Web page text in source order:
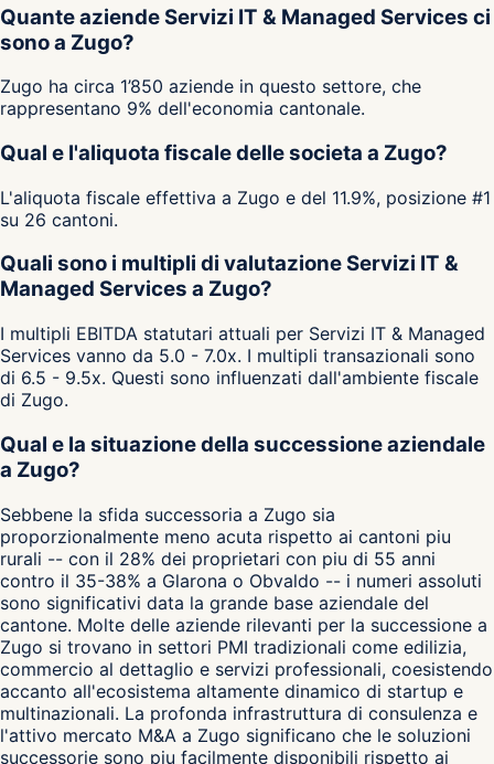
Quante aziende Servizi IT & Managed Services ci
sono a Zugo?
Zugo ha circa 1’850 aziende in questo settore, che
rappresentano 9% dell'economia cantonale.
Qual e l'aliquota fiscale delle societa a Zugo?
L'aliquota fiscale effettiva a Zugo e del 11.9%, posizione #1
su 26 cantoni.
Quali sono i multipli di valutazione Servizi IT &
Managed Services a Zugo?
I multipli EBITDA statutari attuali per Servizi IT & Managed
Services vanno da 5.0 - 7.0x. I multipli transazionali sono
di 6.5 - 9.5x. Questi sono influenzati dall'ambiente fiscale
di Zugo.
Qual e la situazione della successione aziendale
a Zugo?
Sebbene la sfida successoria a Zugo sia
proporzionalmente meno acuta rispetto ai cantoni piu
rurali -- con il 28% dei proprietari con piu di 55 anni
contro il 35-38% a Glarona o Obvaldo -- i numeri assoluti
sono significativi data la grande base aziendale del
cantone. Molte delle aziende rilevanti per la successione a
Zugo si trovano in settori PMI tradizionali come edilizia,
commercio al dettaglio e servizi professionali, coesistendo
accanto all'ecosistema altamente dinamico di startup e
multinazionali. La profonda infrastruttura di consulenza e
l'attivo mercato M&A a Zugo significano che le soluzioni
successorie sono piu facilmente disponibili rispetto ai